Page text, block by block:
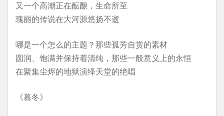
又一个高潮正在酝酿，生命所至
瑰丽的传说在大河源悠扬不逝
哪是一个怎么的主题？那些孤芳自赏的素材
圆润、饱满并保持着清纯，那些一般意义上的永恒
在聚集尘烬的地狱演绎天堂的绝唱
《暮冬》